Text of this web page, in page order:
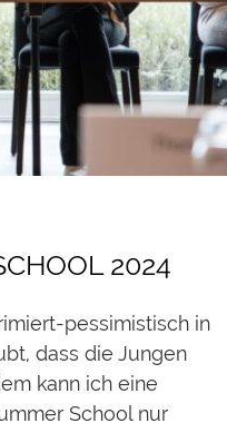
2024
pessimistisch in
dass die Jungen
kann ich eine
School nur